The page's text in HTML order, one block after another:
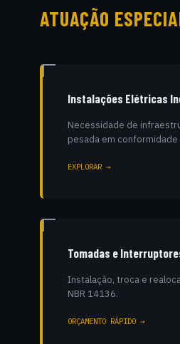
ATUAÇÃO
Instalações Elétricas
Necessidade de
pesada em conformidade
EXPLORAR →
Tomadas e
Instalação, troca e
NBR 14136.
ORÇAMENTO RÁPIDO →